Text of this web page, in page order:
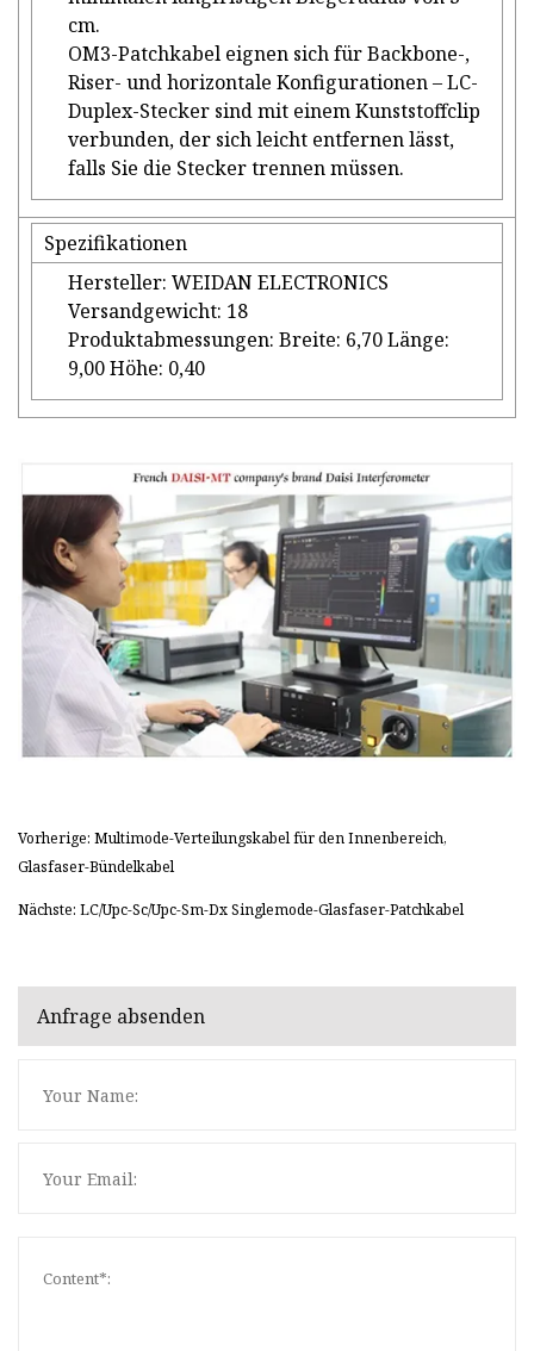
cm.
OM3-Patchkabel eignen sich für Backbone-,
Riser- und horizontale Konfigurationen – LC-
Duplex-Stecker sind mit einem Kunststoffclip
verbunden, der sich leicht entfernen lässt,
falls Sie die Stecker trennen müssen.
Spezifikationen
Hersteller: WEIDAN ELECTRONICS
Versandgewicht: 18
Produktabmessungen: Breite: 6,70 Länge:
9,00 Höhe: 0,40
Vorherige: Multimode-Verteilungskabel für den Innenbereich,
Glasfaser-Bündelkabel
Nächste: LC/Upc-Sc/Upc-Sm-Dx Singlemode-Glasfaser-Patchkabel
Anfrage absenden